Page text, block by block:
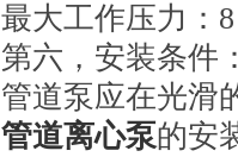
最大工作压力：
第六，安装条件
管道泵应在光滑
管道离心泵的安